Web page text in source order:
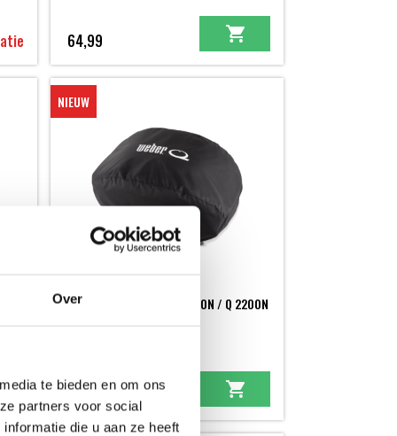
Over
te bieden en om ons
partners voor social
die u aan ze heeft
64,99
NIEUW
PREMIUM HOES VOOR Q 2100N / Q 2200N
34,99